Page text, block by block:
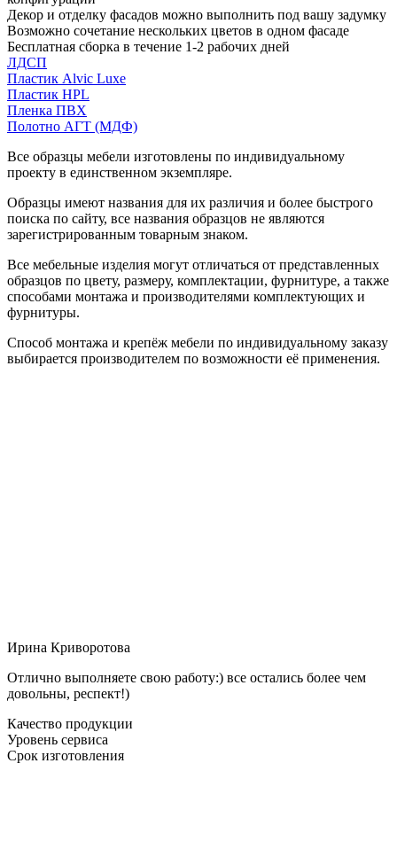
Декор и отделку фасадов можно выполнить под вашу задумку
Возможно сочетание нескольких цветов в одном фасаде
Бесплатная сборка в течение 1-2 рабочих дней
ЛДСП
Пластик Alvic Luxe
Пластик HPL
Пленка ПВХ
Полотно АГТ (МДФ)
Все образцы мебели изготовлены по индивидуальному
проекту в единственном экземпляре.
Образцы имеют названия для их различия и более быстрого
поиска по сайту, все названия образцов не являются
зарегистрированным товарным знаком.
Все мебельные изделия могут отличаться от представленных
образцов по цвету, размеру, комплектации, фурнитуре, а также
способами монтажа и производителями комплектующих и
фурнитуры.
Способ монтажа и крепёж мебели по индивидуальному заказу
выбирается производителем по возможности её применения.
Ирина Криворотова
Отлично выполняете свою работу:) все остались более чем
довольны, респект!)
Качество продукции
Уровень сервиса
Срок изготовления